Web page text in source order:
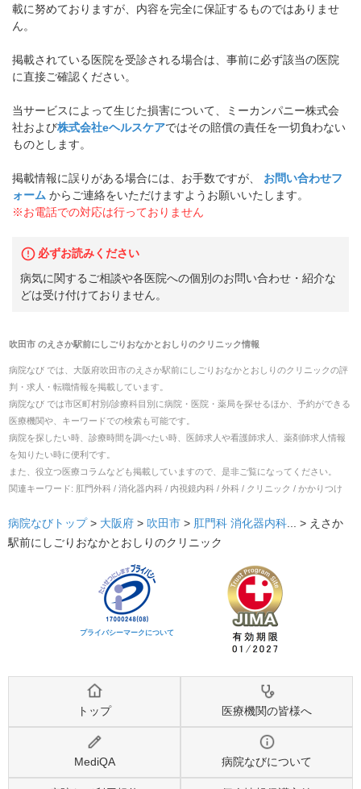
載に努めておりますが、内容を完全に保証するものではありませ
ん。
掲載されている医院を受診される場合は、事前に必ず該当の医院
に直接ご確認ください。
当サービスによって生じた損害について、ミーカンパニー株式会
社および株式会社eヘルスケアではその賠償の責任を一切負わない
ものとします。
掲載情報に誤りがある場合には、お手数ですが、
お問い合わせフ
ォーム からご連絡をいただけますようお願いいたします。
※お電話での対応は行っておりません
必ずお読みください
病気に関するご相談や各医院への個別のお問い合わせ・紹介な
どは受け付けておりません。
吹田市のえさか駅前にしごりおなかとおしりのクリニック情報
病院なび では、 大阪府吹田市のえさか駅前にしごりおなかとおしりのクリニックの評
判・求人・転職情報を掲載しています。
病院なび では市区町村別/診療科目別に病院・医院・薬局を探せるほか、予約ができる
医療機関や、キーワードでの検索も可能です。
病院を探したい時、診療時間を調べたい時、医師求人や看護師求人、薬剤師求人情報
を知りたい時に便利です。
また、役立つ医療コラムなども掲載していますので、是非ご覧になってください。
関連キーワード: 肛門外科 / 消化器内科 / 内視鏡内科 / 外科 / クリニック / かかりつけ
病院なびトップ > 大阪府 > 吹田市 > 肛門科 消化器内科 ... > えさか
駅前にしごりおなかとおしりのクリニック
プライバシーマークについて
トップ 医療機関の皆様へ
MediQA 病院なびについて